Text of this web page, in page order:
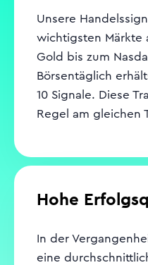
Unsere
wichtigsten Märkte
Gold bis zum
Börsentäglich
10 Signale. Diese
Regel am gleichen
Hohe
In der
eine